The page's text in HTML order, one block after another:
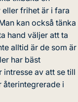
frihet är i fara
kan också tänka
hand väljer att ta
alltid är de som är
har bäst
av att se till
återintegrerade i